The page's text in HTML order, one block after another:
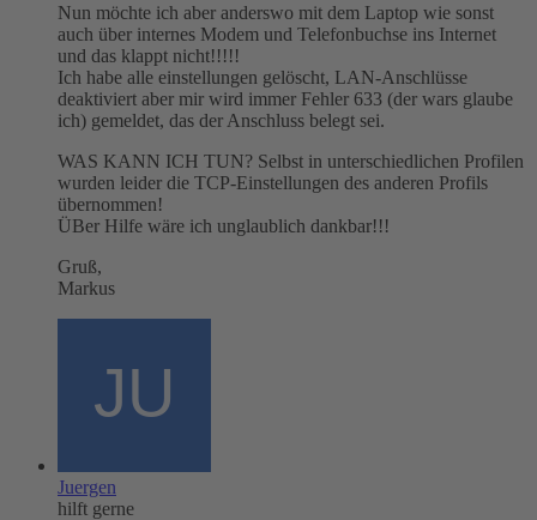
Nun möchte ich aber anderswo mit dem Laptop wie sonst
auch über internes Modem und Telefonbuchse ins Internet
und das klappt nicht!!!!!
Ich habe alle einstellungen gelöscht, LAN-Anschlüsse
deaktiviert aber mir wird immer Fehler 633 (der wars glaube
ich) gemeldet, das der Anschluss belegt sei.
WAS KANN ICH TUN? Selbst in unterschiedlichen Profilen
wurden leider die TCP-Einstellungen des anderen Profils
übernommen!
ÜBer Hilfe wäre ich unglaublich dankbar!!!
Gruß,
Markus
Juergen
hilft gerne